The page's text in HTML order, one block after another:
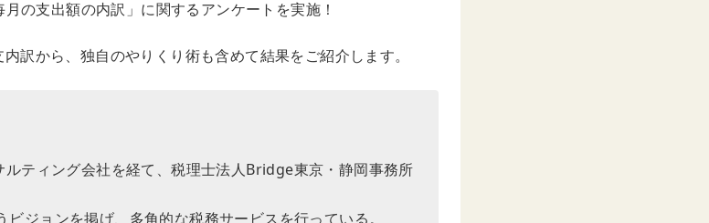
の支出額の内訳」に関するアンケートを実施！
訳から、独自のやりくり術も含めて結果をご紹介します。
ティング会社を経て、税理士法人Bridge東京・静岡事務所
ビジョンを掲げ、多角的な税務サービスを行っている。